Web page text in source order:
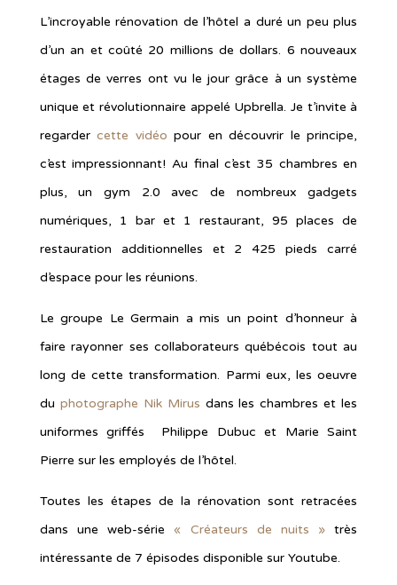
L’incroyable rénovation de l’hôtel a duré un peu plus
d’un an et coûté 20 millions de dollars. 6 nouveaux
étages de verres ont vu le jour grâce à un système
unique et révolutionnaire appelé Upbrella. Je t’invite à
regardercette vidéo pour en découvrir le principe,
c’est impressionnant! Au final c’est 35 chambres en
plus, un gym 2.0 avec de nombreux gadgets
numériques, 1 bar et 1 restaurant, 95 places de
restauration additionnelles et 2 425 pieds carré
d’espace pour les réunions.
Le groupe Le Germain a mis un point d’honneur à
faire rayonner ses collaborateurs québécois tout au
long de cette transformation. Parmi eux, les oeuvre
du photographe Nik Mirus dans les chambres et les
uniformes griffés Philippe Dubuc et Marie Saint
Pierre sur les employés de l’hôtel.
Toutes les étapes de la rénovation sont retracées
dans une web-série« Créateurs de nuits » très
intéressante de 7 épisodes disponible sur Youtube.